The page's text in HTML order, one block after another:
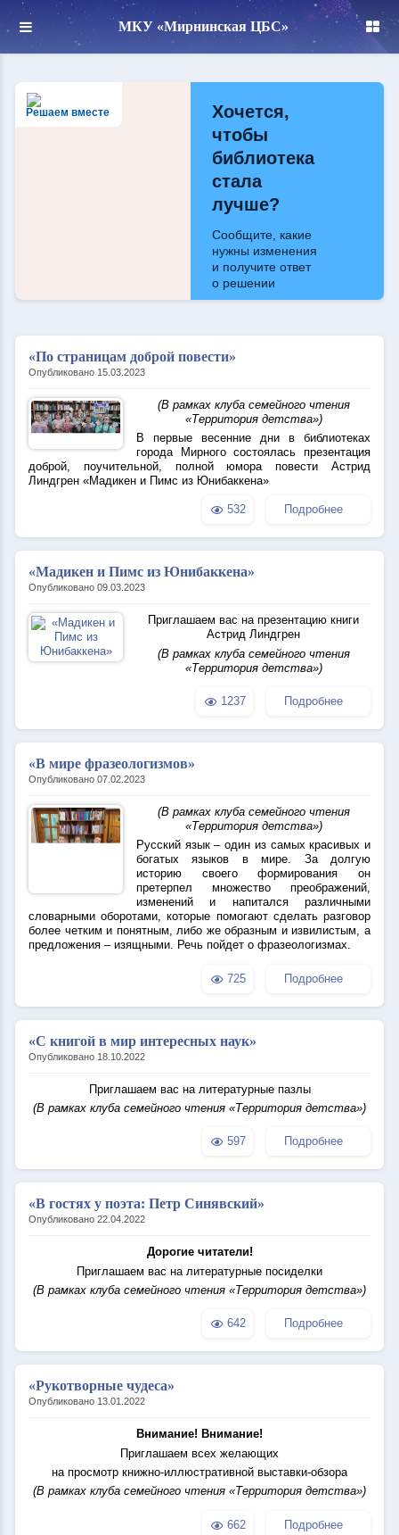
МКУ «Мирнинская ЦБС»
Решаем вместе
Хочется,
чтобы
библиотека
стала
лучше?
Сообщите, какие
нужны изменения
и получите ответ
о решении
Написать
«По страницам доброй повести»
Опубликовано 15.03.2023
(В рамках клуба семейного чтения
«Территория детства»)
В первые весенние дни в библиотеках
города Мирного состоялась презентация
доброй, поучительной, полной юмора повести Астрид
Линдгрен «Мадикен и Пимс из Юнибаккена»
532 Подробнее
«Мадикен и Пимс из Юнибаккена»
Опубликовано 09.03.2023
Приглашаем вас на презентацию книги
Астрид Линдгрен
(В рамках клуба семейного чтения
«Территория детства»)
1237 Подробнее
«В мире фразеологизмов»
Опубликовано 07.02.2023
(В рамках клуба семейного чтения
«Территория детства»)
Русский язык – один из самых красивых и
богатых языков в мире. За долгую
историю своего формирования он
претерпел множество преображений,
изменений и напитался различными
словарными оборотами, которые помогают сделать разговор
более четким и понятным, либо же образным и извилистым, а
предложения – изящными. Речь пойдет о фразеологизмах.
725 Подробнее
«С книгой в мир интересных наук»
Опубликовано 18.10.2022
Приглашаем вас на литературные пазлы
(В рамках клуба семейного чтения «Территория детства»)
597 Подробнее
«В гостях у поэта: Петр Синявский»
Опубликовано 22.04.2022
Дорогие читатели!
Приглашаем вас на литературные посиделки
(В рамках клуба семейного чтения «Территория детства»)
642 Подробнее
«Рукотворные чудеса»
Опубликовано 13.01.2022
Внимание! Внимание!
Приглашаем всех желающих
на просмотр книжно-иллюстративной выставки-обзора
(В рамках клуба семейного чтения «Территория детства»)
662 Подробнее